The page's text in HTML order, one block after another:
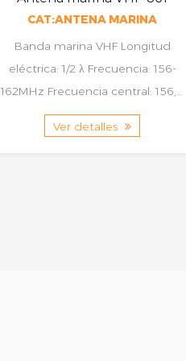
CAT:ANTENA MARINA
Banda marina VHF Longitud
eléctrica: 1/2 λ Frecuencia: 156-
162MHz Frecuencia central: 156,8
MHz VSWR: Polarizació...
Ver detalles